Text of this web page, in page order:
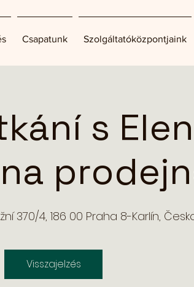
Csapatunk Szolgáltatóközpontjaink
s
370/4, 186 00 Praha 8-Karlín,
Visszajelzés